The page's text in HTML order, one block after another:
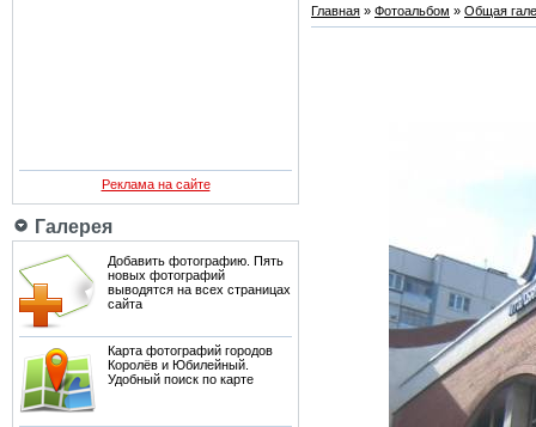
Реклама на сайте
Галерея
Добавить фотографию. Пять
новых фотографий
выводятся на всех страницах
сайта
Карта фотографий городов
Королёв и Юбилейный.
Удобный поиск по карте
Главная » Фотоальбом » Общая